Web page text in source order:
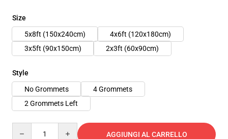
Size
5x8ft (150x240cm)
4x6ft (120x180cm)
3x5ft (90x150cm)
2x3ft (60x90cm)
Style
No Grommets
4 Grommets
2 Grommets Left
AGGIUNGI AL CARRELLO